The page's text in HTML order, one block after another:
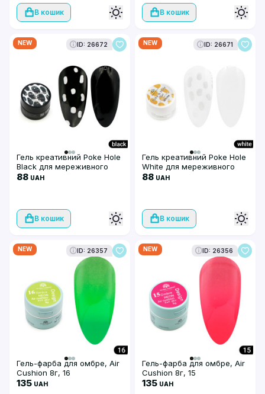
В кошик В кошик
NEW ID: 26672
Гель креативний Poke Hole
Black для мереживного
ефекту, 5 г
88 UAH
В кошик
NEW ID: 26671
Гель креативний Poke Hole
White для мереживного
ефекту, 5 г
88 UAH
В кошик
NEW ID: 26357
Гель-фарба для омбре, Air
Cushion 8г, 16
135 UAH
NEW ID: 26356
Гель-фарба для омбре, Air
Cushion 8г, 15
135 UAH